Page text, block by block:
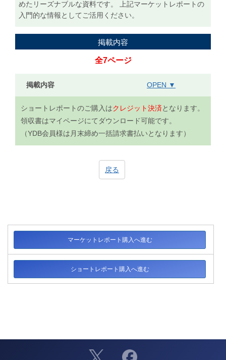
めたリーズナブルな資料です。 上記マーケットレポートの
入門的な情報としてご活用ください。
掲載内容
全7ページ
掲載内容 OPEN ▼
ショートレポートのご購入はクレジット決済となります。
領収書はマイページにてダウンロード可能です。
（YDB会員様は月末締め一括請求書払いとなります）
戻る
マーケットレポート購入へ進む
ショートレポート購入へ進む